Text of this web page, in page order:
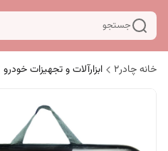
جستجو
خانه چادر۲ ابزارآلات و تجهیزات خودرو